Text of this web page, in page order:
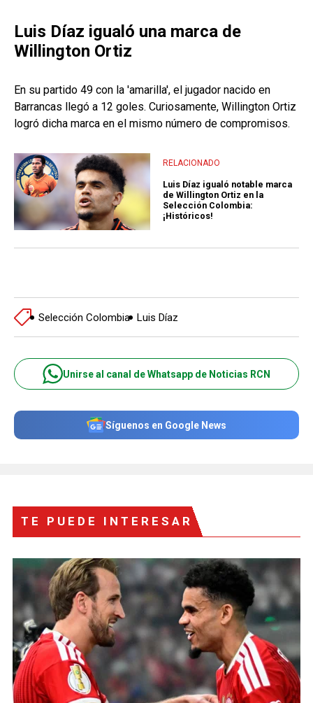
Luis Díaz igualó una marca de
Willington Ortiz
En su partido 49 con la 'amarilla', el jugador nacido en
Barrancas llegó a 12 goles. Curiosamente, Willington Ortiz
logró dicha marca en el mismo número de compromisos.
RELACIONADO
Luis Díaz igualó notable marca
de Willington Ortiz en la
Selección Colombia:
¡Históricos!
Selección Colombia Luis Díaz
Unirse al canal de Whatsapp de Noticias RCN
Síguenos en Google News
TE PUEDE INTERESAR